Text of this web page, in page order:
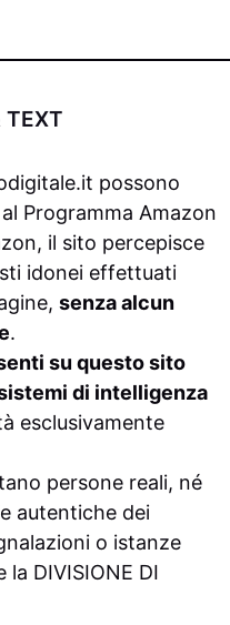
TEXT
possono
Programma Amazon
il sito percepisce
idonei effettuati
senza alcun
.
su questo sito
di intelligenza
esclusivamente
persone reali, né
autentiche dei
o istanze
la DIVISIONE DI